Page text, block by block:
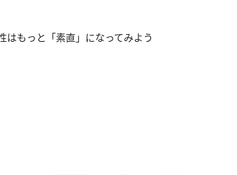
はもっと「素直」になってみよう